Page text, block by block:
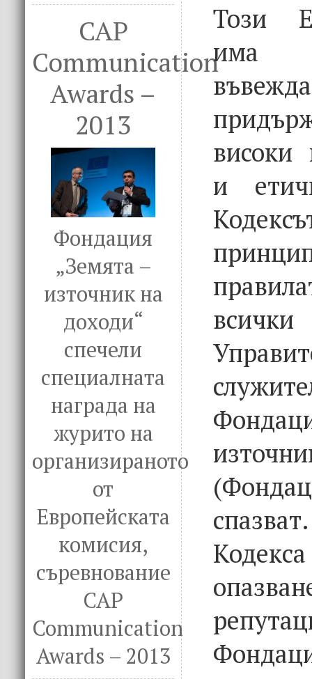
CAP
Communication
Awards –
2013
Фондация
„Земята –
източник на
доходи“
спечели
специалната
награда на
журито на
организираното
от
Европейската
комисия,
съревнование
CAP
Communication
Awards – 2013
Този
високи
и